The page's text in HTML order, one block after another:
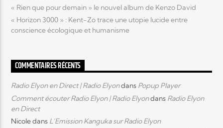
« Rien que pour demain » le nouvel album de Kenzo David
« Horizon 3000 » : Kent-Zo trace une utopie lucide entre
conscience écologique et humanisme
COMMENTAIRES RÉCENTS
Radio Elyon en Direct | Radio Elyondans Popup Player
Comment écouter Radio Elyon | Radio Elyondans Radio Elyon
en Direct
Nicoledans L’Emission Kanguka sur Radio Elyon